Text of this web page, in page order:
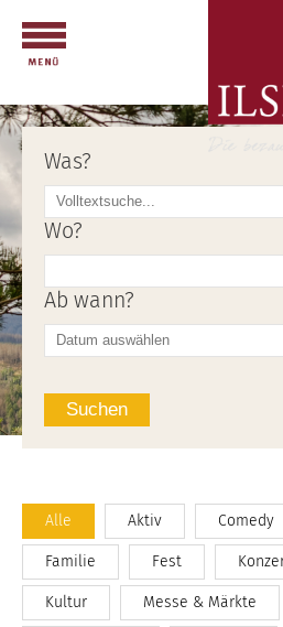
Was?
Wo?
Ab wann?
Suchen
Alle Aktiv Comedy
Familie Fest
Kultur Messe & Märkte